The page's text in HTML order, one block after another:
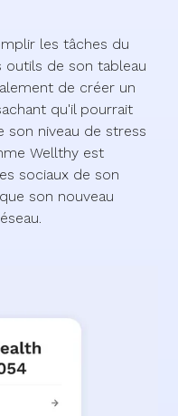
les tâches du
outils de son tableau
de créer un
qu'il pourrait
son niveau de stress
Wellthy est
sociaux de son
son nouveau